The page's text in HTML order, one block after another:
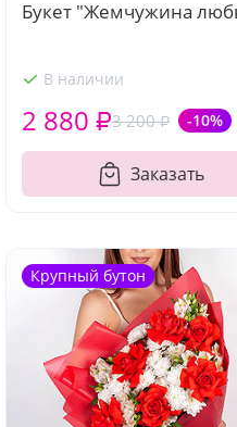
Букет "Жемчужина
В наличии
3 200 ₽ -10%
2 880 ₽
Заказать
Крупный бутон